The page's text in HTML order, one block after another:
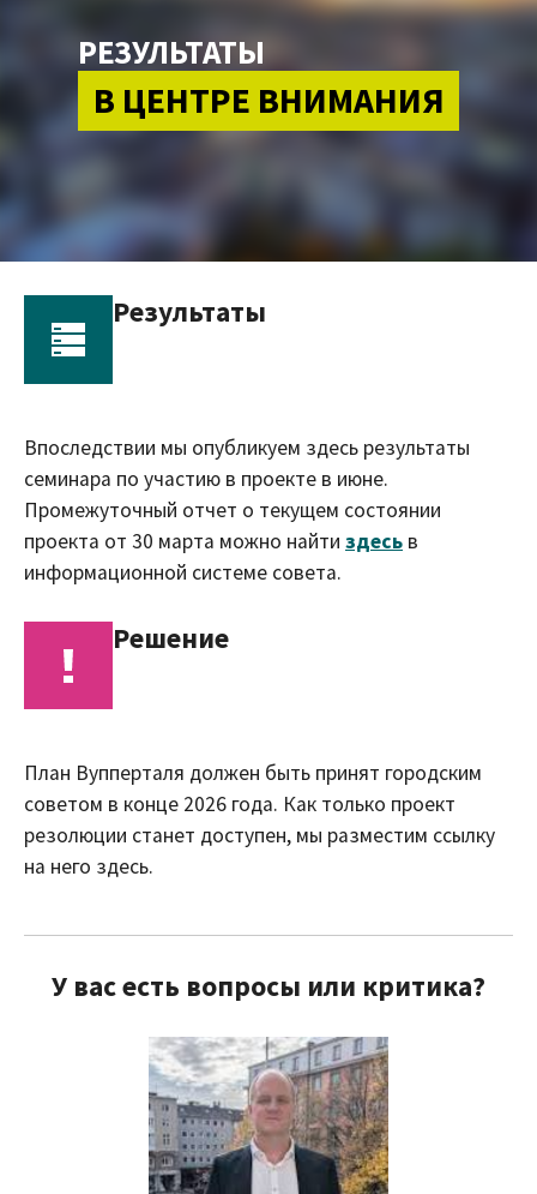
РЕЗУЛЬТАТЫ
В ЦЕНТРЕ ВНИМАНИЯ
Результаты
Впоследствии мы опубликуем здесь результаты
семинара по участию в проекте в июне.
Промежуточный отчет о текущем состоянии
проекта от 30 марта можно найти здесь в
информационной системе совета.
Решение
План Вупперталя должен быть принят городским
советом в конце 2026 года. Как только проект
резолюции станет доступен, мы разместим ссылку
на него здесь.
У вас есть вопросы или критика?